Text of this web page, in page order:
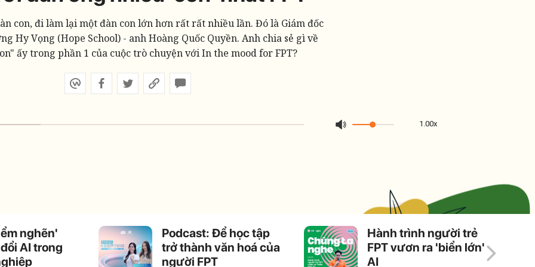
con, đi làm lại một đàn con lớn hơn rất rất nhiều lần. Đó là Giám đốc
Hy Vọng (Hope School) - anh Hoàng Quốc Quyền. Anh chia sẻ gì về
ấy trong phần 1 của cuộc trò chuyện với In the mood for FPT?
1.00x
nghẽn'
AI trong
Podcast: Để học tập
trở thành văn hoá của
người FPT
Hành trình người trẻ
FPT vươn ra 'biển lớn'
AI